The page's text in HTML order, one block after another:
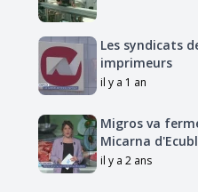
Les syndicats
imprimeurs
il y a 1 an
Migros va
Micarna
il y a 2 ans